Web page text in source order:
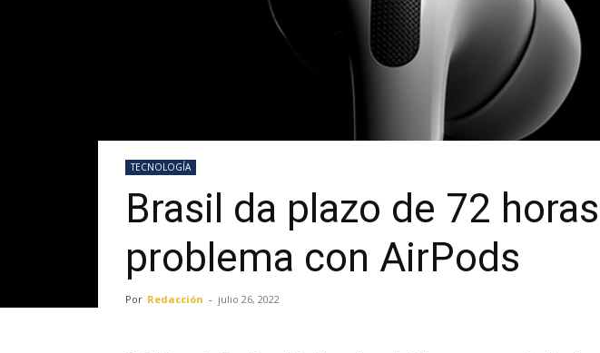
TECNOLOGÍA
Brasil da plazo de 72
problema con AirPods
Por Redacción - julio 26, 2022